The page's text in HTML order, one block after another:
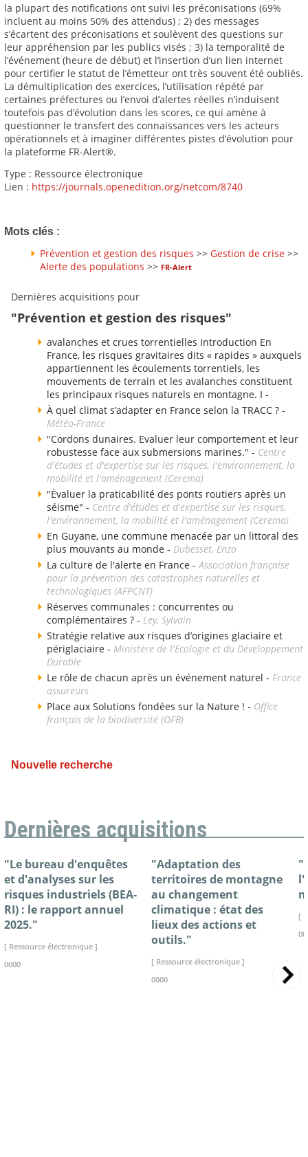
la plupart des notifications ont suivi les préconisations (69%
incluent au moins 50% des attendus) ; 2) des messages
s’écartent des préconisations et soulèvent des questions sur
leur appréhension par les publics visés ; 3) la temporalité de
l’événement (heure de début) et l’insertion d’un lien internet
pour certifier le statut de l’émetteur ont très souvent été oubliés.
La démultiplication des exercices, l’utilisation répété par
certaines préfectures ou l’envoi d’alertes réelles n’induisent
toutefois pas d’évolution dans les scores, ce qui amène à
questionner le transfert des connaissances vers les acteurs
opérationnels et à imaginer différentes pistes d’évolution pour
la plateforme FR-Alert®.
Type : Ressource électronique
Lien : https://journals.openedition.org/netcom/8740
Mots clés :
Prévention et gestion des risques >> Gestion de crise >>
Alerte des populations >> FR-Alert
Dernières acquisitions pour
"Prévention et gestion des risques"
avalanches et crues torrentielles Introduction En
France, les risques gravitaires dits « rapides » auxquels
appartiennent les écoulements torrentiels, les
mouvements de terrain et les avalanches constituent
les principaux risques naturels en montagne. I -
À quel climat s’adapter en France selon la TRACC ? -
Météo-France
"Cordons dunaires. Evaluer leur comportement et leur
robustesse face aux submersions marines." - Centre
d'études et d'expertise sur les risques, l'environnement, la
mobilité et l'aménagement (Cerema)
"Évaluer la praticabilité des ponts routiers après un
séisme" - Centre d'études et d'expertise sur les risques,
l'environnement, la mobilité et l'aménagement (Cerema)
En Guyane, une commune menacée par un littoral des
plus mouvants au monde - Dubesset, Enzo
La culture de l'alerte en France - Association française
pour la prévention des catastrophes naturelles et
technologiques (AFPCNT)
Réserves communales : concurrentes ou
complémentaires ? - Ley, Sylvain
Stratégie relative aux risques d’origines glaciaire et
périglaciaire - Ministère de l'Ecologie et du Développement
Durable
Le rôle de chacun après un événement naturel - France
assureurs
Place aux Solutions fondées sur la Nature ! - Office
français de la biodiversité (OFB)
Nouvelle recherche
Dernières acquisitions
"Le bureau d'enquêtes
et d'analyses sur les
risques industriels (BEA-
RI) : le rapport annuel
2025."
[ Ressource électronique ]
0000
"Adaptation des
territoires de montagne
au changement
climatique : état des
lieux des actions et
outils."
[ Ressource électronique ]
0000
[